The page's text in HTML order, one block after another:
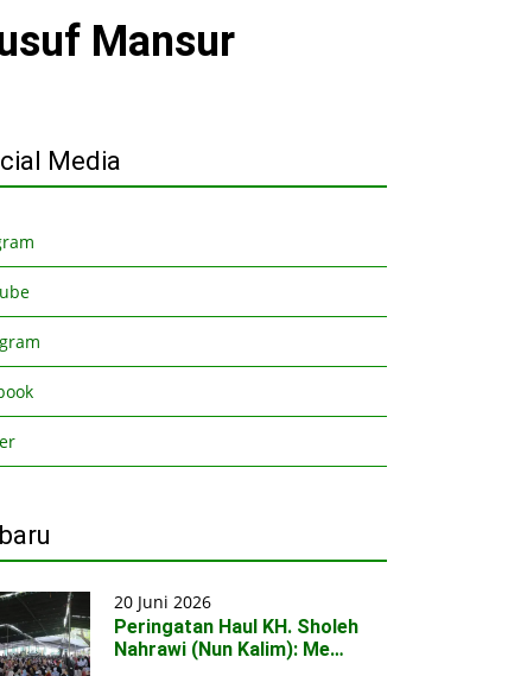
Mansur
Media
20 Juni 2026
Peringatan Haul KH. Sholeh
Nahrawi (Nun Kalim): Me…